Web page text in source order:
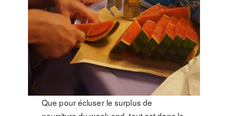
Que pour écluser le surplus de